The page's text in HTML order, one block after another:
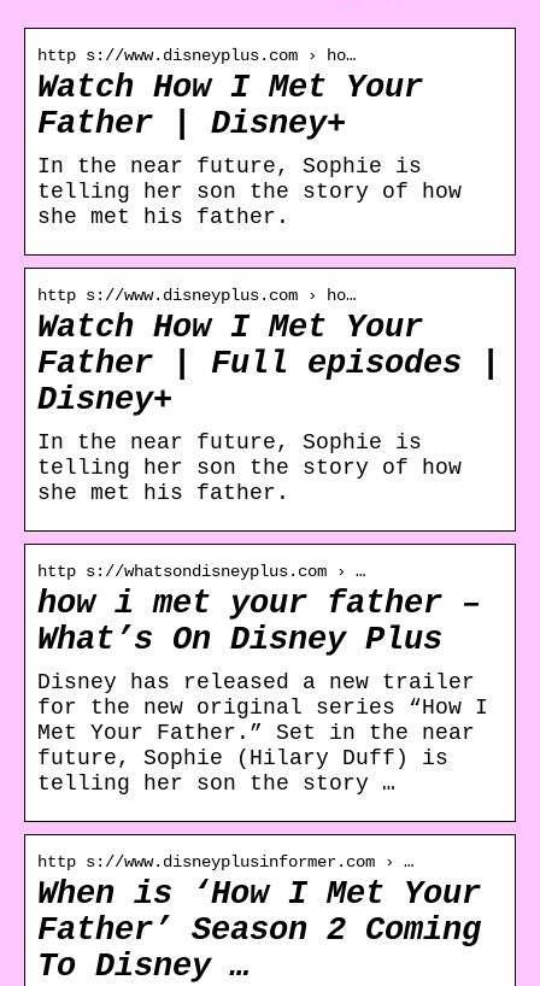
http s://www.disneyplus.com › ho…
Watch How I Met Your
Father | Disney+
In the near future, Sophie is
telling her son the story of how
she met his father.
http s://www.disneyplus.com › ho…
Watch How I Met Your
Father | Full episodes |
Disney+
In the near future, Sophie is
telling her son the story of how
she met his father.
http s://whatsondisneyplus.com › …
how i met your father –
What’s On Disney Plus
Disney has released a new trailer
for the new original series “How I
Met Your Father.” Set in the near
future, Sophie (Hilary Duff) is
telling her son the story …
http s://www.disneyplusinformer.com › …
When is ‘How I Met Your
Father’ Season 2 Coming
To Disney …